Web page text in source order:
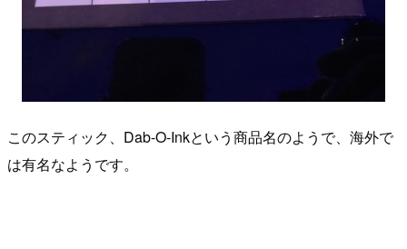
このスティック、Dab-O-Inkという商品名のようで、海外で
は有名なようです。